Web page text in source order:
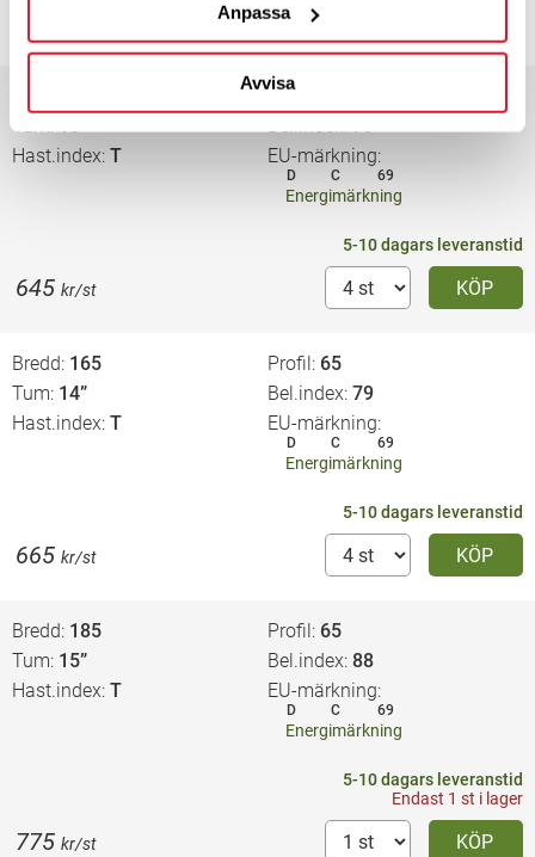
Anpassa
Avvisa
Profil
Tum 13” Bel.index 79
Hast.index T EU-märkning
D C 69
Energimärkning
5-10 dagars leveranstid
KÖP
645 kr/st
Bredd 165 Profil 65
Tum 14” Bel.index 79
Hast.index T EU-märkning
D C 69
Energimärkning
5-10 dagars leveranstid
KÖP
665 kr/st
Bredd 185 Profil 65
Tum 15” Bel.index 88
Hast.index T EU-märkning
D C 69
Energimärkning
5-10 dagars leveranstid
Endast 1 st i lager
KÖP
775 kr/st